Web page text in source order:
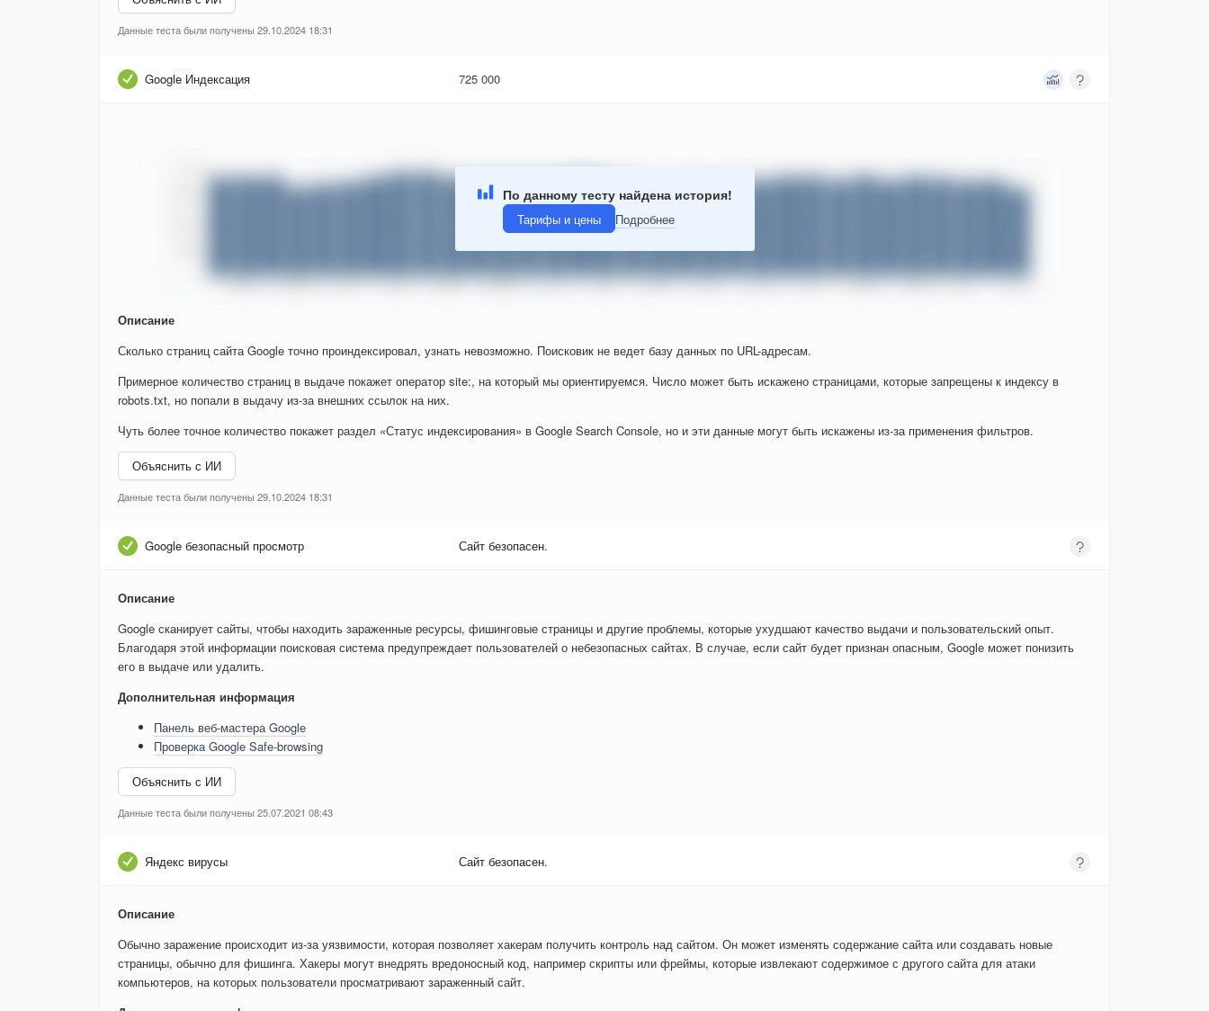
Данные теста были получены 29.10.2024 18:31
Google Индексация 725 000
По данному тесту найдена история!
Тарифы и цены Подробнее
Описание
Сколько страниц сайта Google точно проиндексировал, узнать невозможно. Поисковик не ведет базу данных по URL-адресам.
Примерное количество страниц в выдаче покажет оператор site:, на который мы ориентируемся. Число может быть искажено страницами, которые запрещены к индексу в
robots.txt, но попали в выдачу из-за внешних ссылок на них.
Чуть более точное количество покажет раздел «Статус индексирования» в Google Search Console, но и эти данные могут быть искажены из-за применения фильтров.
Объяснить с ИИ
Данные теста были получены 29.10.2024 18:31
Google безопасный просмотр Сайт безопасен.
Описание
Google сканирует сайты, чтобы находить зараженные ресурсы, фишинговые страницы и другие проблемы, которые ухудшают качество выдачи и пользовательский опыт.
Благодаря этой информации поисковая система предупреждает пользователей о небезопасных сайтах. В случае, если сайт будет признан опасным, Google может понизить
его в выдаче или удалить.
Дополнительная информация
Панель веб-мастера Google
Проверка Google Safe-browsing
Объяснить с ИИ
Данные теста были получены 25.07.2021 08:43
Яндекс вирусы Сайт безопасен.
Описание
Обычно заражение происходит из-за уязвимости, которая позволяет хакерам получить контроль над сайтом. Он может изменять содержание сайта или создавать новые
страницы, обычно для фишинга. Хакеры могут внедрять вредоносный код, например скрипты или фреймы, которые извлекают содержимое с другого сайта для атаки
компьютеров, на которых пользователи просматривают зараженный сайт.